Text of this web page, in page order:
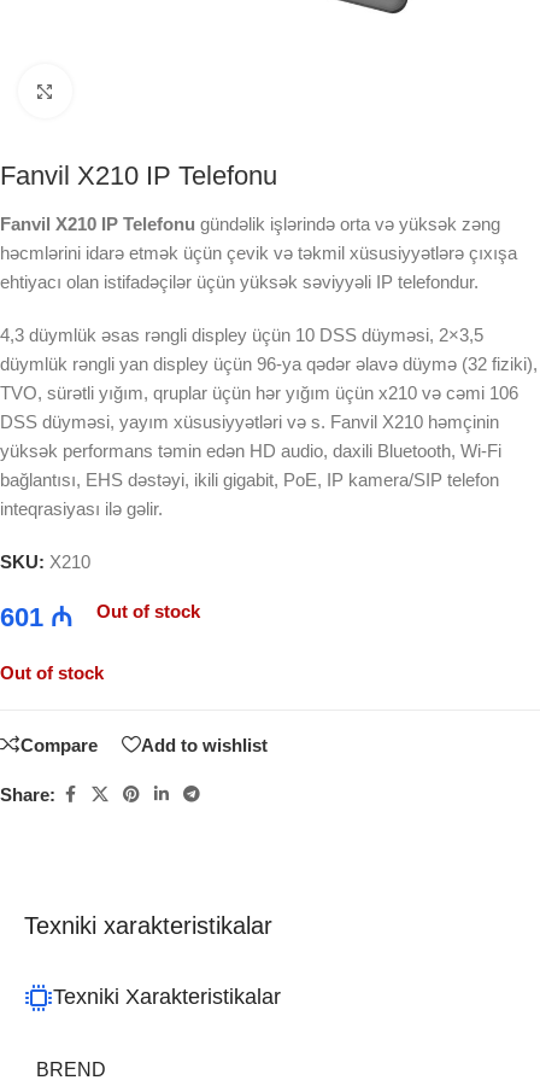
Fanvil X210 IP Telefonu
Fanvil X210 IP Telefonu gündəlik işlərində orta və yüksək zəng
həcmlərini idarə etmək üçün çevik və təkmil xüsusiyyətlərə çıxışa
ehtiyacı olan istifadəçilər üçün yüksək səviyyəli IP telefondur.
4,3 düymlük əsas rəngli displey üçün 10 DSS düyməsi, 2×3,5
düymlük rəngli yan displey üçün 96-ya qədər əlavə düymə (32 fiziki),
TVO, sürətli yığım, qruplar üçün hər yığım üçün x210 və cəmi 106
DSS düyməsi, yayım xüsusiyyətləri və s. Fanvil X210 həmçinin
yüksək performans təmin edən HD audio, daxili Bluetooth, Wi-Fi
bağlantısı, EHS dəstəyi, ikili gigabit, PoE, IP kamera/SIP telefon
inteqrasiyası ilə gəlir.
SKU: X210
601 ₼ Out of stock
Out of stock
Compare Add to wishlist
Share:
Texniki xarakteristikalar
Texniki Xarakteristikalar
BREND